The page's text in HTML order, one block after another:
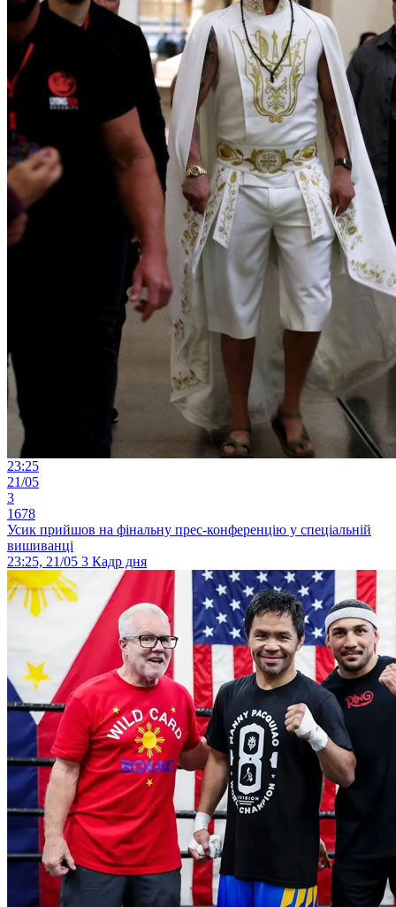
23:25
21/05
3
1678
Усик прийшов на фінальну прес-конференцію у спеціальній
вишиванці
23:25, 21/05 3 Кадр дня